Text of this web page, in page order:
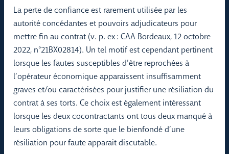
La perte de confiance est rarement utilisée par les
autorité concédantes et pouvoirs adjudicateurs pour
mettre fin au contrat (v. p. ex : CAA Bordeaux, 12 octobre
2022, n°21BX02814). Un tel motif est cependant pertinent
lorsque les fautes susceptibles d’être reprochées à
l’opérateur économique apparaissent insuffisamment
graves et/ou caractérisées pour justifier une résiliation du
contrat à ses torts. Ce choix est également intéressant
lorsque les deux cocontractants ont tous deux manqué à
leurs obligations de sorte que le bienfondé d’une
résiliation pour faute apparait discutable.